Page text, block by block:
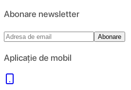
Abonare newsletter
Abonare
Aplicație de mobil